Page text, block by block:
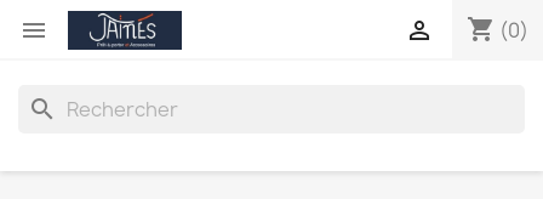
 shopping_cart (0)

search